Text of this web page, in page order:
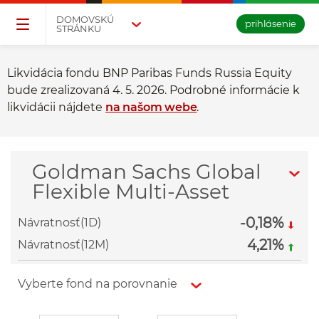
DOMOVSKÚ
STRÁNKU
prihlásenie
Likvidácia fondu BNP Paribas Funds Russia Equity
bude zrealizovaná 4. 5. 2026. Podrobné informácie k
likvidácii nájdete na našom webe.
Goldman Sachs Global
Flexible Multi-Asset
Návratnosť(1D) -0,18%
Návratnosť(12M) 4,21%
Vyberte fond na porovnanie